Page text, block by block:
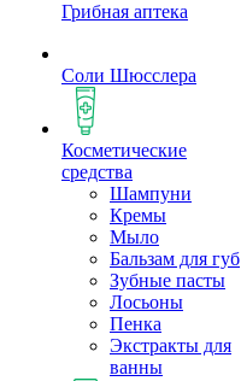
Грибная аптека
Соли Шюсслера
Косметические
средства
Шампуни
Кремы
Мыло
Бальзам для губ
Зубные пасты
Лосьоны
Пенка
Экстракты для
ванны